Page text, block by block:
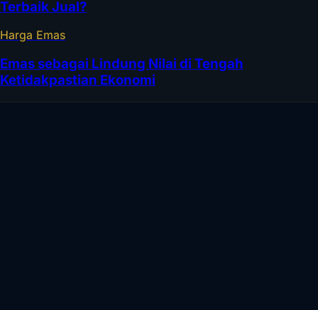
Terbaik Jual?
Harga Emas
Emas sebagai Lindung Nilai di Tengah
Ketidakpastian Ekonomi